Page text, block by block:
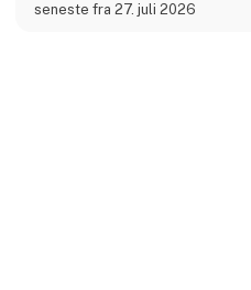
seneste fra 27. juli 2026